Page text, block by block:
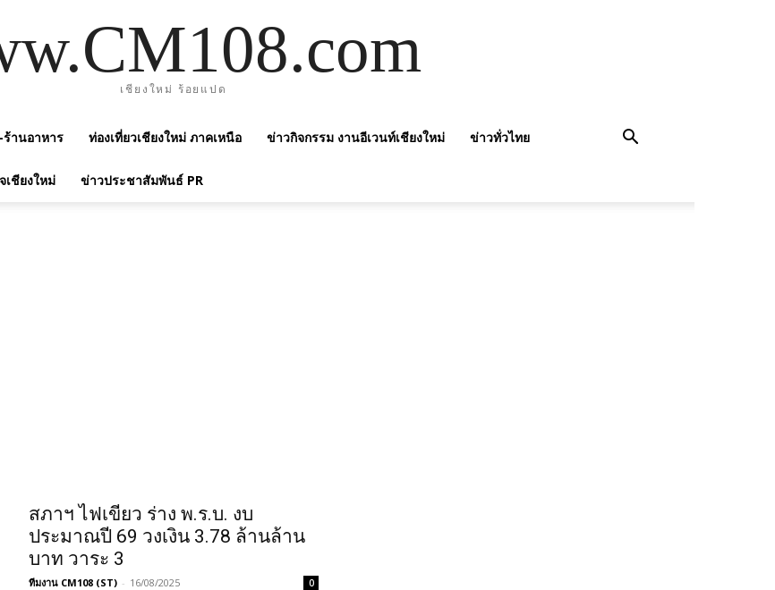
เชียงใหม่ ร้อยแปด
านอาหาร ท่องเที่ยวเชียงใหม่ ภาคเหนือ ข่าวกิจกรรม งานอีเวนท์เชียงใหม่ ข่าวทั่วไทย
เชียงใหม่ ข่าวประชาสัมพันธ์ PR
สภาฯ ไฟเขียว ร่าง พ.ร.บ. งบ
ประมาณปี 69 วงเงิน 3.78 ล้านล้าน
บาท วาระ 3
ทีมงาน CM108 (ST) - 16/08/2025 0